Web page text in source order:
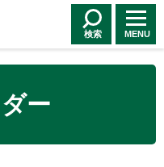
検索 MENU
ー